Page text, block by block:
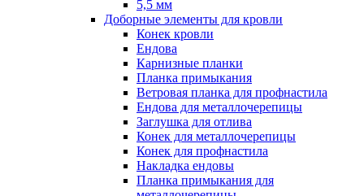
5,5 мм
Доборные элементы для кровли
Конек кровли
Ендова
Карнизные планки
Планка примыкания
Ветровая планка для профнастила
Ендова для металлочерепицы
Заглушка для отлива
Конек для металлочерепицы
Конек для профнастила
Накладка ендовы
Планка примыкания для